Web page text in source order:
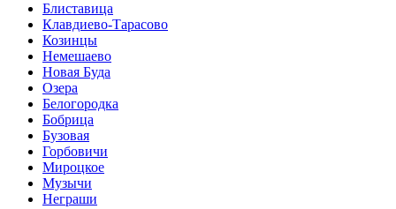
Блиставица
Клавдиево-Тарасово
Козинцы
Немешаево
Новая Буда
Озера
Белогородка
Бобрица
Бузовая
Горбовичи
Мироцкое
Музычи
Неграши